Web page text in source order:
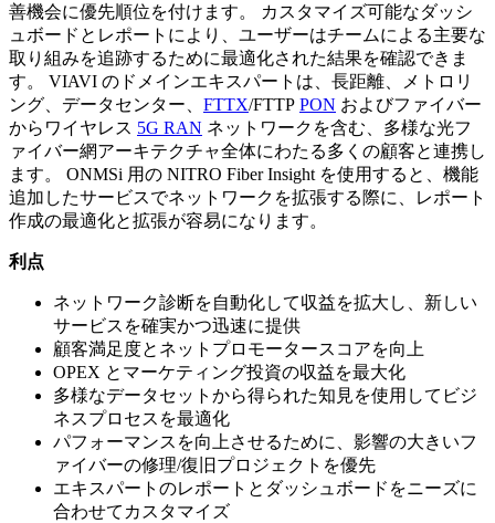
善機会に優先順位を付けます。 カスタマイズ可能なダッシ
ュボードとレポートにより、ユーザーはチームによる主要な
取り組みを追跡するために最適化された結果を確認できま
す。 VIAVI のドメインエキスパートは、長距離、メトロリ
ング、データセンター、 FTTX/FTTP PON およびファイバー
からワイヤレス 5G RAN ネットワークを含む、多様な光フ
ァイバー網アーキテクチャ全体にわたる多くの顧客と連携し
ます。 ONMSi 用の NITRO Fiber Insight を使用すると、機能
追加したサービスでネットワークを拡張する際に、レポート
作成の最適化と拡張が容易になります。
利点
ネットワーク診断を自動化して収益を拡大し、新しい
サービスを確実かつ迅速に提供
顧客満足度とネットプロモータースコアを向上
OPEX とマーケティング投資の収益を最大化
多様なデータセットから得られた知見を使用してビジ
ネスプロセスを最適化
パフォーマンスを向上させるために、影響の大きいフ
ァイバーの修理/復旧プロジェクトを優先
エキスパートのレポートとダッシュボードをニーズに
合わせてカスタマイズ